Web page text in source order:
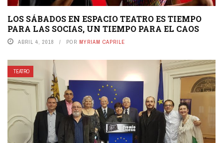
LOS SÁBADOS EN ESPACIO TEATRO ES TIEMPO
PARA LAS SOCIAS, UN TIEMPO PARA EL CAOS
ABRIL 4, 2018 POR MYRIAM CAPRILE
TEATRO